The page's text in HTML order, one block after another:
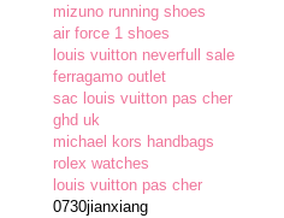
mizuno running shoes
air force 1 shoes
louis vuitton neverfull sale
ferragamo outlet
sac louis vuitton pas cher
ghd uk
michael kors handbags
rolex watches
louis vuitton pas cher
0730jianxiang